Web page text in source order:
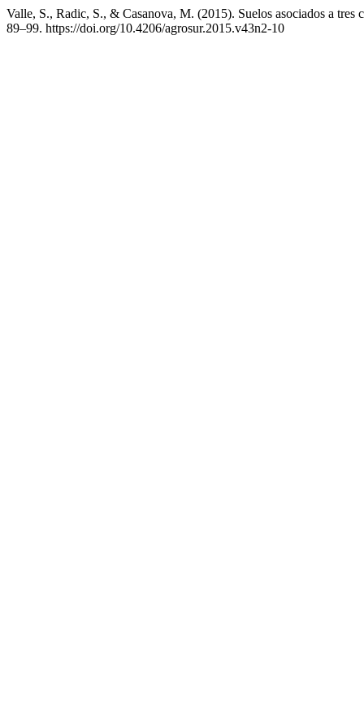
Valle, S., Radic, S., & Casanova, M. (2015). Suelos asociados a tres
89–99. https://doi.org/10.4206/agrosur.2015.v43n2-10